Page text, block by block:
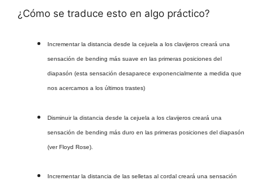
¿Cómo se traduce esto en algo práctico?
Incrementar la distancia desde la cejuela a los clavijeros creará una
sensación de bending más suave en las primeras posiciones del
diapasón (esta sensación desaparece exponencialmente a medida que
nos acercamos a los últimos trastes)
Disminuir la distancia desde la cejuela a los clavijeros creará una
sensación de bending más duro en las primeras posiciones del diapasón
(ver Floyd Rose).
Incrementar la distancia de las selletas al cordal creará una sensación